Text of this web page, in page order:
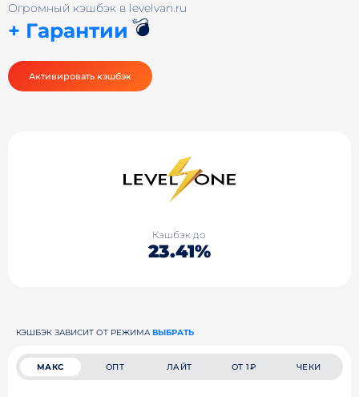
Огромный кэшбэк в levelvan.ru
+ Гарантии 💣
Активировать кэшбэк
Кэшбэк до
23.41%
КЭШБЭК ЗАВИСИТ ОТ РЕЖИМА ВЫБРАТЬ
МАКС ОПТ ЛАЙТ ОТ 1₽ ЧЕКИ